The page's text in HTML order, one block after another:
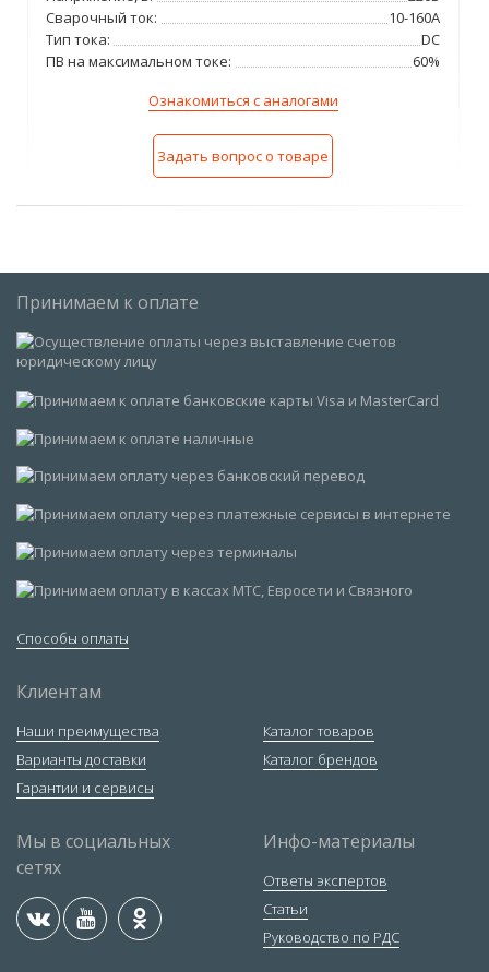
Сварочный ток:
10-160А
Тип тока:
DC
ПВ на максимальном токе:
60%
Ознакомиться с аналогами
Задать вопрос о товаре
Принимаем к оплате
Способы оплаты
Клиентам
Наши преимущества
Варианты доставки
Гарантии и сервисы
Каталог товаров
Каталог брендов
Мы в социальных
сетях
Инфо-материалы
Ответы экспертов
Статьи
Руководство по РДС